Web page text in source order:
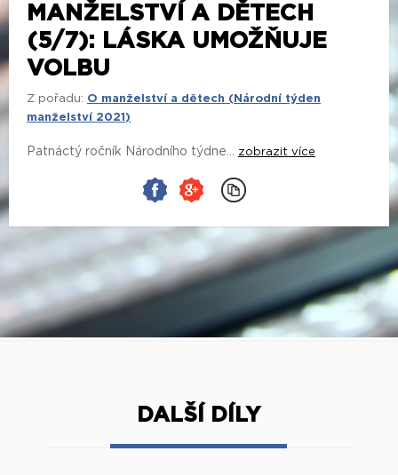
MANŽELSTVÍ A DĚTECH
(5/7): LÁSKA UMOŽŇUJE
VOLBU
Z pořadu: O manželství a dětech (Národní týden
manželství 2021)
Patnáctý ročník Národního týdne... zobrazit více
DALŠÍ DÍLY